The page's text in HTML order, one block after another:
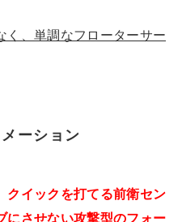
く、単調なフローターサー
ーション
クイックを打てる前衛セン
にさせない攻撃型のフォー